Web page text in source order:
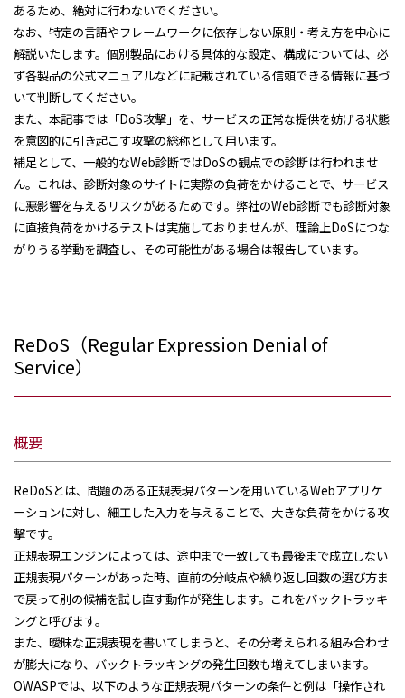
あるため、絶対に行わないでください。
なお、特定の言語やフレームワークに依存しない原則・考え方を中心に
解説いたします。個別製品における具体的な設定、構成については、必
ず各製品の公式マニュアルなどに記載されている信頼できる情報に基づ
いて判断してください。
また、本記事では「DoS攻撃」を、サービスの正常な提供を妨げる状態
を意図的に引き起こす攻撃の総称として用います。
補足として、一般的なWeb診断ではDoSの観点での診断は行われませ
ん。これは、診断対象のサイトに実際の負荷をかけることで、サービス
に悪影響を与えるリスクがあるためです。弊社のWeb診断でも診断対象
に直接負荷をかけるテストは実施しておりませんが、理論上DoSにつな
がりうる挙動を調査し、その可能性がある場合は報告しています。
ReDoS（Regular Expression Denial of
Service）
概要
ReDoSとは、問題のある正規表現パターンを用いているWebアプリケ
ーションに対し、細工した入力を与えることで、大きな負荷をかける攻
撃です。
正規表現エンジンによっては、途中まで一致しても最後まで成立しない
正規表現パターンがあった時、直前の分岐点や繰り返し回数の選び方ま
で戻って別の候補を試し直す動作が発生します。これをバックトラッキ
ングと呼びます。
また、曖昧な正規表現を書いてしまうと、その分考えられる組み合わせ
が膨大になり、バックトラッキングの発生回数も増えてしまいます。
OWASPでは、以下のような正規表現パターンの条件と例は「操作され